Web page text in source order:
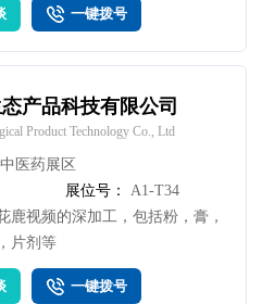
一键拨号
产品科技有限公司
Product Technology Co., Ltd
医药展区
展位号：
A1-T34
鹿视频的深加工，包括粉，膏，
片剂等
一键拨号